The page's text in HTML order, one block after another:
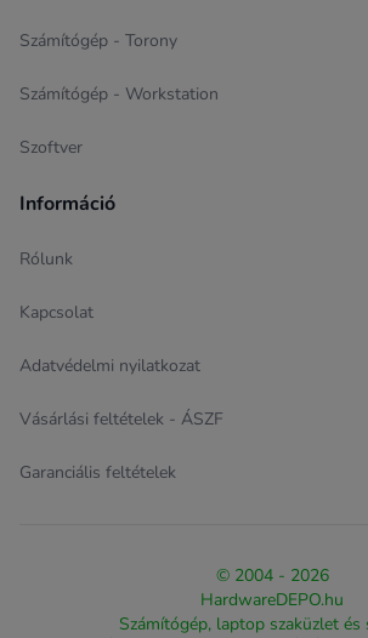
Számítógép - Torony
Számítógép - Workstation
Szoftver
Információ
Rólunk
Kapcsolat
Adatvédelmi nyilatkozat
Vásárlási feltételek - ÁSZF
Garanciális feltételek
© 2004 - 2026
HardwareDEPO.hu
Számítógép, laptop szaküzlet és